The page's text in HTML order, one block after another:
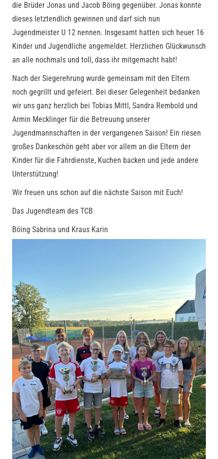
die Brüder Jonas und Jacob Böing gegenüber. Jonas konnte
dieses letztendlich gewinnen und darf sich nun
Jugendmeister U 12 nennen. Insgesamt hatten sich heuer 16
Kinder und Jugendliche angemeldet. Herzlichen Glückwunsch
an alle nochmals und toll, dass ihr mitgemacht habt!
Nach der Siegerehrung wurde gemeinsam mit den Eltern
noch gegrillt und gefeiert. Bei dieser Gelegenheit bedanken
wir uns ganz herzlich bei Tobias Mittl, Sandra Rembold und
Armin Mecklinger für die Betreuung unserer
Jugendmannschaften in der vergangenen Saison! Ein riesen
großes Dankeschön geht aber vor allem an die Eltern der
Kinder für die Fahrdienste, Kuchen backen und jede andere
Unterstützung!
Wir freuen uns schon auf die nächste Saison mit Euch!
Das Jugendteam des TCB
Böing Sabrina und Kraus Karin